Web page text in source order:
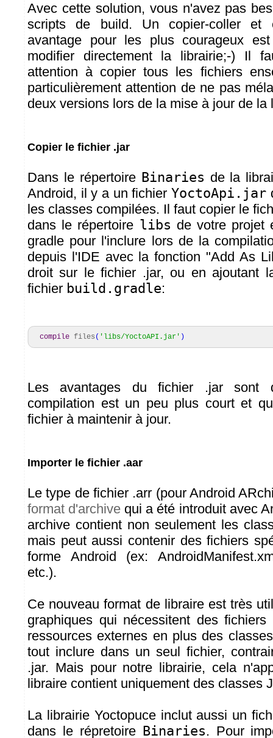
Avec cette solution, vous n'avez pas
scripts de build. Un copier-coller et
avantage pour les plus courageux
modifier directement la librairie;-) Il
attention à copier tous les fichiers
particulièrement attention de ne pas
deux versions lors de la mise à jour de la
Copier le fichier .jar
Dans le répertoire Binaries de la
Android, il y a un fichier YoctoApi.jar
les classes compilées. Il faut copier le
dans le répertoire libs de votre projet
gradle pour l'inclure lors de la
depuis l'IDE avec la fonction "Add As
droit sur le fichier .jar, ou en ajoutant
fichier build.gradle:
compile files ( 'libs/YoctoAPI.jar' )
Les avantages du fichier .jar sont
compilation est un peu plus court et
fichier à maintenir à jour.
Importer le fichier .aar
Le type de fichier .arr (pour Android
format d'archive qui a été introduit avec
archive contient non seulement les
mais peut aussi contenir des fichiers
forme Android (ex:
etc.).
Ce nouveau format de libraire est très
graphiques qui nécessitent des
ressources externes en plus des
tout inclure dans un seul fichier,
.jar. Mais pour notre librairie, cela
libraire contient uniquement des classes
La librairie Yoctopuce inclut aussi un
dans le répretoire Binaries. Pour